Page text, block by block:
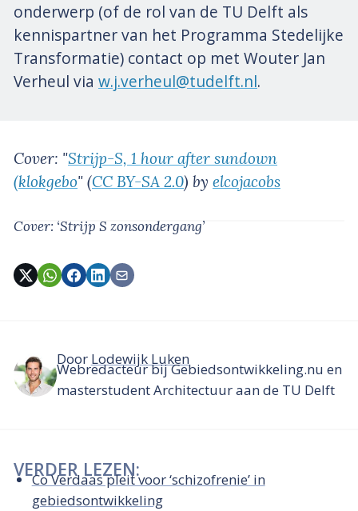
onderwerp (of de rol van de TU Delft als
kennispartner van het Programma Stedelijke
Transformatie) contact op met Wouter Jan
Verheul via w.j.verheul@tudelft.nl.
Cover: "Strijp-S, 1 hour after sundown
(klokgebo" (CC BY-SA 2.0) by elcojacobs
Cover: ‘Strijp S zonsondergang’
Door Lodewijk Luken
Webredacteur bij Gebiedsontwikkeling.nu en
masterstudent Architectuur aan de TU Delft
VERDER LEZEN:
Co Verdaas pleit voor ‘schizofrenie’ in
gebiedsontwikkeling